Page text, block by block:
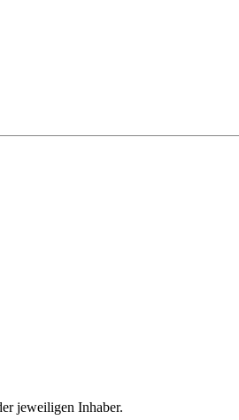
freigegebene Daten werden
jeweiligen Inhaber.